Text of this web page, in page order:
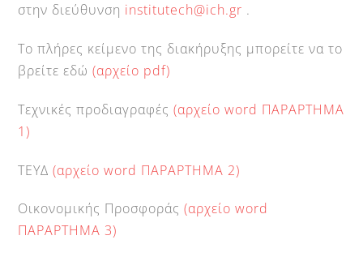
στην διεύθυνση institutech@ich.gr .
Το πλήρες κείμενο της διακήρυξης μπορείτε να το
βρείτε εδώ(αρχείο pdf)
Τεχνικές προδιαγραφές(αρχείο word ΠΑΡΑΡΤΗΜΑ
1)
ΤΕΥΔ(αρχείο word ΠΑΡΑΡΤΗΜΑ 2)
Οικονομικής Προσφοράς(αρχείο word
ΠΑΡΑΡΤΗΜΑ 3)